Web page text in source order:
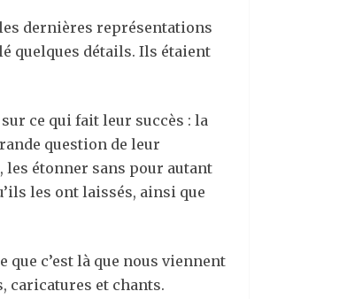
dernières représentations
quelques détails. Ils étaient
ce qui fait leur succès : la
question de leur
les étonner sans pour autant
les ont laissés, ainsi que
c’est là que nous viennent
caricatures et chants.